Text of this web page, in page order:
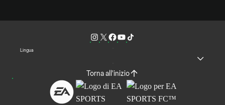
Lingua
Torna all'inizio